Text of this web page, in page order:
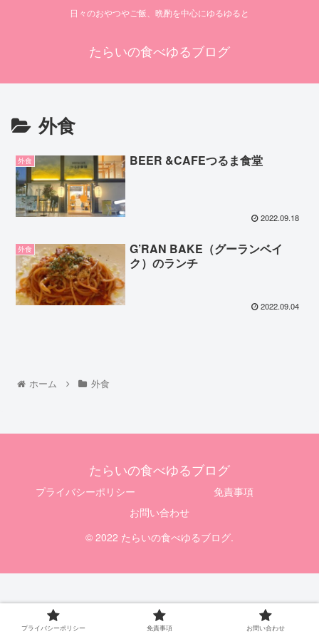
日々のおやつやご飯、晩酌を中心にゆるゆると
たらいの食べゆるブログ
外食
外食 BEER &CAFEつるま食堂
2022.09.18
外食
G’RAN BAKE（グーランベイ
ク）のランチ
2022.09.04
ホーム 外食
たらいの食べゆるブログ
プライバシーポリシー
免責事項
お問い合わせ
© 2022 たらいの食べゆるブログ.
プライバシーポリシー 免責事項 お問い合わせ